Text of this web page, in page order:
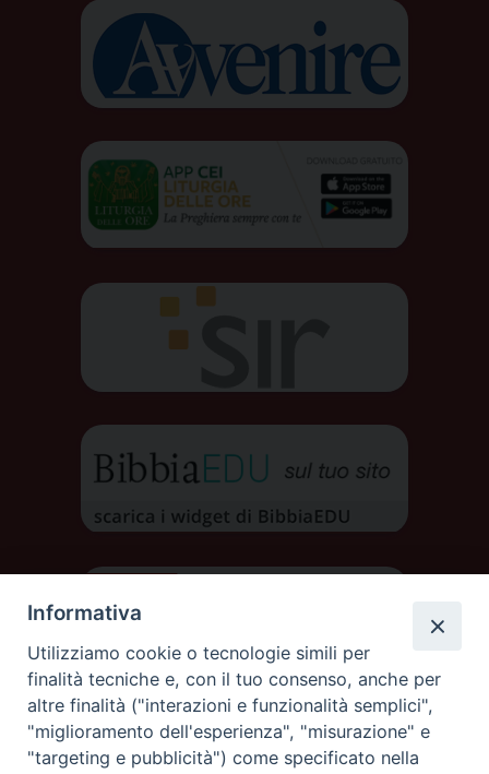
Informativa
Utilizziamo cookie o tecnologie simili per
finalità tecniche e, con il tuo consenso, anche per
altre finalità ("interazioni e funzionalità semplici",
"miglioramento dell'esperienza", "misurazione" e
"targeting e pubblicità") come specificato nella